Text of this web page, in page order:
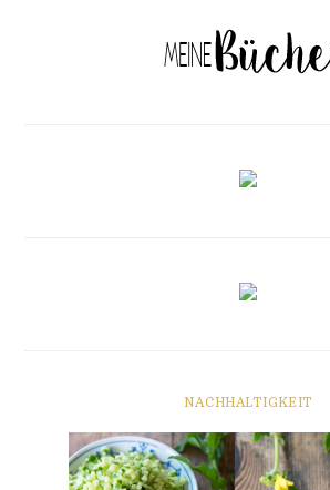
NACHHALTIGKEIT